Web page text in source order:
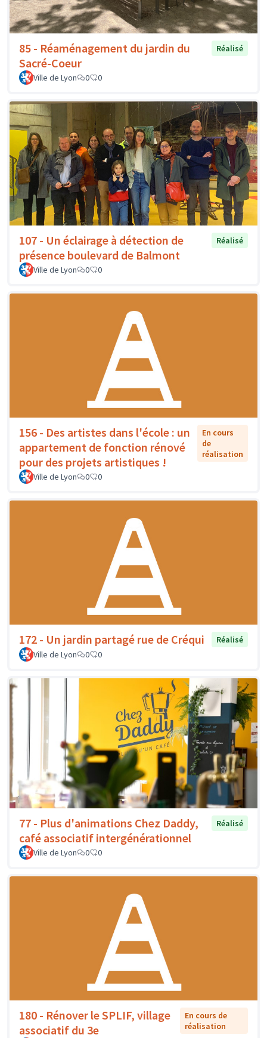
85 - Réaménagement du jardin du
Sacré-Coeur
Réalisé
Ville de Lyon 0 0
107 - Un éclairage à détection de
présence boulevard de Balmont
Réalisé
Ville de Lyon 0 0
156 - Des artistes dans l'école : un
appartement de fonction rénové
pour des projets artistiques !
En cours
de
réalisation
Ville de Lyon 0 0
172 - Un jardin partagé rue de Créqui
Réalisé
Ville de Lyon
0 0
77 - Plus d'animations Chez Daddy,
café associatif intergénérationnel
Réalisé
Ville de Lyon 0 0
180 - Rénover le SPLIF, village
associatif du 3e
En cours de
réalisation